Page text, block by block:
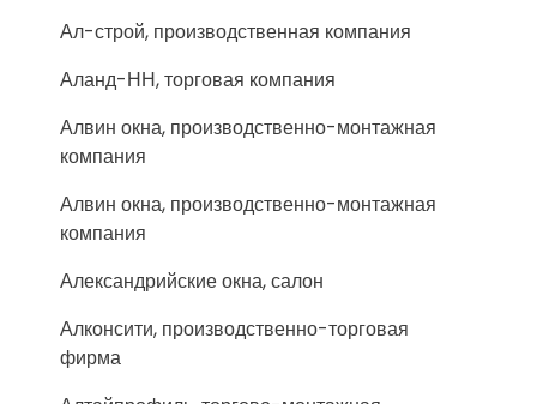
Ал-строй, производственная компания
Аланд-НН, торговая компания
Алвин окна, производственно-монтажная
компания
Алвин окна, производственно-монтажная
компания
Александрийские окна, салон
Алконсити, производственно-торговая
фирма